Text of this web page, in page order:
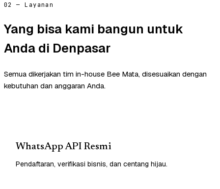
02 — Layanan
Yang bisa kami bangun untuk
Anda di Denpasar
Semua dikerjakan tim in-house Bee Mata, disesuaikan dengan
kebutuhan dan anggaran Anda.
WhatsApp API Resmi
Pendaftaran, verifikasi bisnis, dan centang hijau.